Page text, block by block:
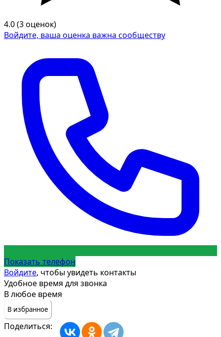
4.0 (3 оценок)
Войдите, ваша оценка важна сообществу
Показать телефон
Войдите, чтобы увидеть контакты
Удобное время для звонка
В любое время
В избранное
Поделиться: